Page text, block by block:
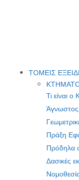
ΤΟΜΕΙΣ
Τι είναι
Άγνωστος
Πράξη
Πρόδηλα
Δασικές